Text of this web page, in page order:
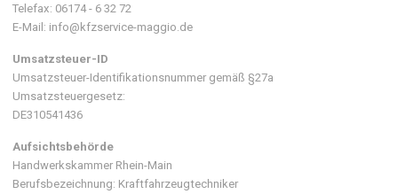
Telefax: 06174 - 6 32 72
E-Mail: info@kfzservice-maggio.de
Umsatzsteuer-ID
Umsatzsteuer-Identifikationsnummer gemäß §27a
Umsatzsteuergesetz:
DE310541436
Aufsichtsbehörde
Handwerkskammer Rhein-Main
Berufsbezeichnung: Kraftfahrzeugtechniker